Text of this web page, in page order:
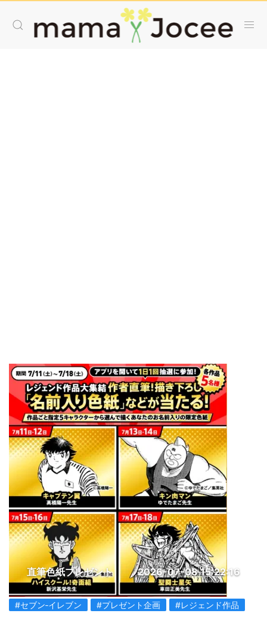
直筆色紙プレゼント 2026-07-08 15:22:16
#セブン‐イレブン #プレゼント企画 #レジェンド作品